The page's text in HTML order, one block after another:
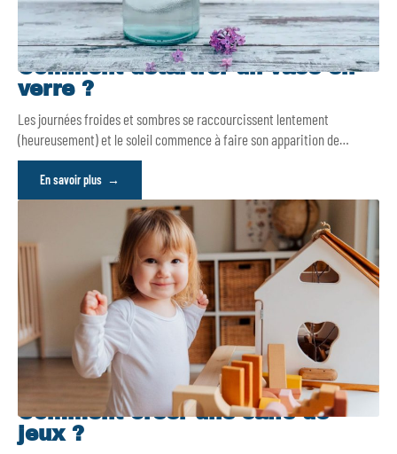
Comment détartrer un vase en
verre ?
Les journées froides et sombres se raccourcissent lentement
(heureusement) et le soleil commence à faire son apparition de…
En savoir plus
Comment créer une salle de
jeux ?